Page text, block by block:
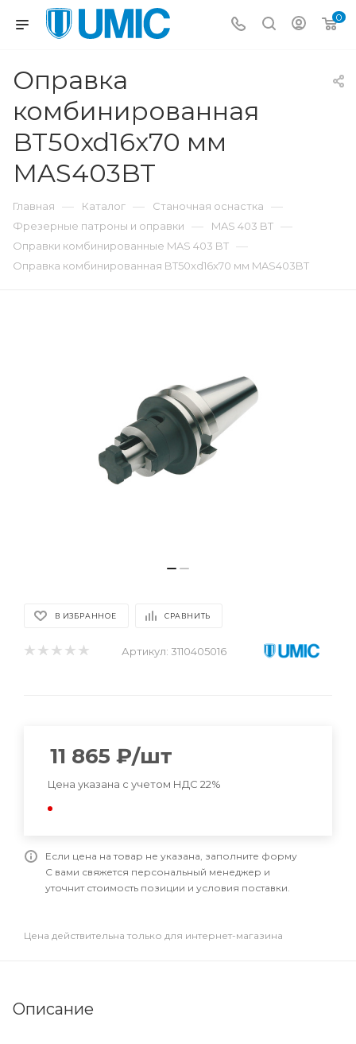
0
Оправка
комбинированная
BT50xd16x70 мм
MAS403BT
Главная — Каталог — Станочная оснастка —
Фрезерные патроны и оправки — MAS 403 BT —
Оправки комбинированные MAS 403 BT —
Оправка комбинированная BT50xd16x70 мм MAS403BT
В ИЗБРАННОЕ СРАВНИТЬ
Артикул: 3110405016
11 865 ₽/шт
Цена указана с учетом НДС 22%
Если цена на товар не указана, заполните форму
С вами свяжется персональный менеджер и
уточнит стоимость позиции и условия поставки.
Цена действительна только для интернет-магазина
Описание